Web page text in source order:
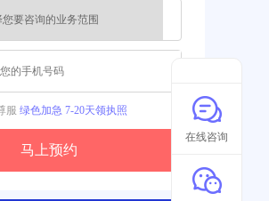
服 绿色加急 7-20天领执照
马上预约
在线咨询